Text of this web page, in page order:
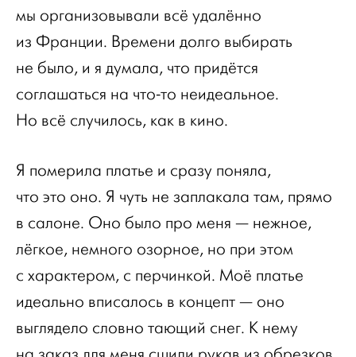
мы организовывали всё удалённо
из Франции. Времени долго выбирать
не было, и я думала, что придётся
соглашаться на что-то неидеальное.
Но всё случилось, как в кино.
Я померила платье и сразу поняла,
что это оно. Я чуть не заплакала там, прямо
в салоне. Оно было про меня — нежное,
лёгкое, немного озорное, но при этом
с характером, с перчинкой. Моё платье
идеально вписалось в концепт — оно
выглядело словно тающий снег. К нему